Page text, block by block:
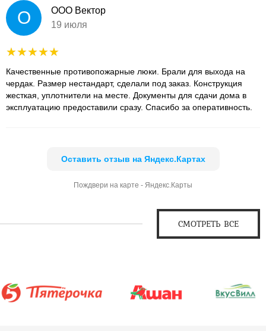
О
ООО Вектор
19 июля
Качественные противопожарные люки. Брали для выхода на
чердак. Размер нестандарт, сделали под заказ. Конструкция
жесткая, уплотнители на месте. Документы для сдачи дома в
эксплуатацию предоставили сразу. Спасибо за оперативность.
Оставить отзыв на Яндекс.Картах
Пождвери на карте - Яндекс.Карты
СМОТРЕТЬ ВСЕ